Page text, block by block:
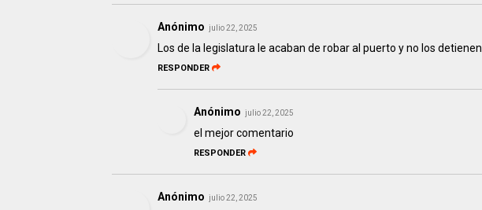
Anónimo julio 22, 2025
Los de la legislatura le acaban de robar al puerto y no los detienen
RESPONDER
Anónimo julio 22, 2025
el mejor comentario
RESPONDER
Anónimo julio 22, 2025